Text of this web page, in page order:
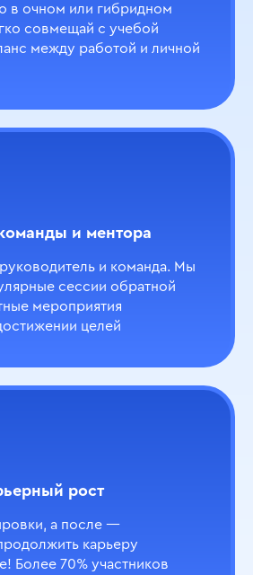
в очном или гибридном
совмещай с учебой
между работой и личной
и ментора
и команда. Мы
сессии обратной
мероприятия
целей
рост
а после —
карьеру
Более 70% участников